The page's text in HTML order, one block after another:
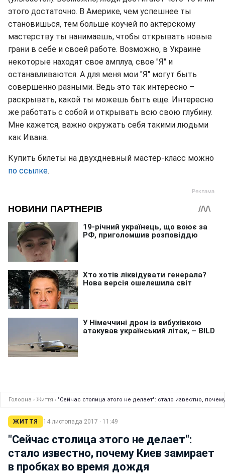
этого достаточно. В Америке, чем успешнее ты
становишься, тем больше коучей по актерскому
мастерству ты нанимаешь, чтобы открывать новые
грани в себе и своей работе. Возможно, в Украине
некоторые находят свое амплуа, свое "Я" и
останавливаются. А для меня мои "Я" могут быть
совершенно разными. Ведь это так интересно –
раскрывать, какой ты можешь быть еще. Интересно
же работать с собой и открывать всю свою глубину.
Мне кажется, важно окружать себя такими людьми
как Ивана.
Купить билеты на двухдневный мастер-класс можно
по ссылке.
Головна › Життя › "Сейчас столица этого не делает": стало известно,
ЖИТТЯ 14 листопада 2017 · 11:49
"Сейчас столица этого не делает":
стало известно, почему Киев замирает
в пробках во время дождя